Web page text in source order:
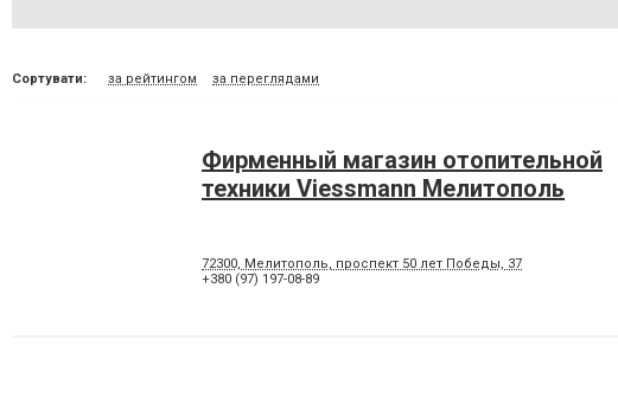
Сортувати: за рейтингом за переглядами
Фирменный магазин отопительной
техники Viessmann Мелитополь
72300, Мелитополь, проспект 50 лет Победы, 37
+380 (97) 197-08-89